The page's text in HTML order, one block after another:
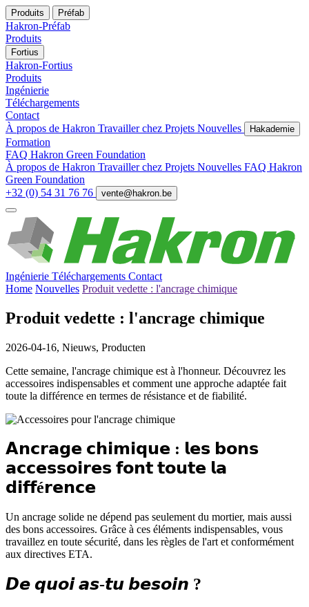
Produits Préfab
Hakron-Préfab
Produits
Fortius
Hakron-Fortius
Produits
Ingénierie
Téléchargements
Contact
À propos de Hakron Travailler chez Projets Nouvelles Hakademie
Formation
FAQ Hakron Green Foundation
À propos de Hakron Travailler chez Projets Nouvelles FAQ Hakron
Green Foundation
+32 (0) 54 31 76 76
vente@hakron.be
Ingénierie Téléchargements Contact
Home Nouvelles Produit vedette : l'ancrage chimique
Produit vedette : l'ancrage chimique
2026-04-16, Nieuws, Producten
Cette semaine, l'ancrage chimique est à l'honneur. Découvrez les
accessoires indispensables et comment une approche adaptée fait
toute la différence en termes de résistance et de fiabilité.
𝗔𝗻𝗰𝗿𝗮𝗴𝗲 𝗰𝗵𝗶𝗺𝗶𝗾𝘂𝗲 : 𝗹𝗲𝘀 𝗯𝗼𝗻𝘀
𝗮𝗰𝗰𝗲𝘀𝘀𝗼𝗶𝗿𝗲𝘀 𝗳𝗼𝗻𝘁 𝘁𝗼𝘂𝘁𝗲 𝗹𝗮
𝗱𝗶𝗳𝗳é𝗿𝗲𝗻𝗰𝗲
Un ancrage solide ne dépend pas seulement du mortier, mais aussi
des bons accessoires. Grâce à ces éléments indispensables, vous
travaillez en toute sécurité, dans les règles de l'art et conformément
aux directives ETA.
𝘿𝙚 𝙦𝙪𝙤𝙞 𝙖𝙨-𝙩𝙪 𝙗𝙚𝙨𝙤𝙞𝙣 ?